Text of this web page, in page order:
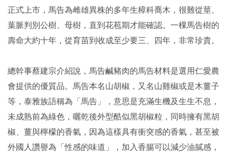
正式上市，馬告為雌雄異株的多年生樟科喬木，很難從莖、
葉脈判別公樹、母樹，直到花苞期才能確認。一棵馬告樹的
壽命大約十年，從育苗到收成至少要三、四年，非常珍貴。
總幹事蔡建宗介紹說，馬告鹹豬肉的馬告材料是選用仁愛農
會提供的優質品。馬告本名山胡椒，又名山雞椒或是木薑子
等，泰雅族語稱為「馬告」，意思是充滿生機及生生不息，
未成熟前為綠色，曬乾後外型酷似黑胡椒粒，同時擁有黑胡
椒、薑與檸檬的香氣，因為這樣具有衝突感的香氣，甚至被
外國人讚譽為「性感的味道」，加入香腸可以減少油膩感，